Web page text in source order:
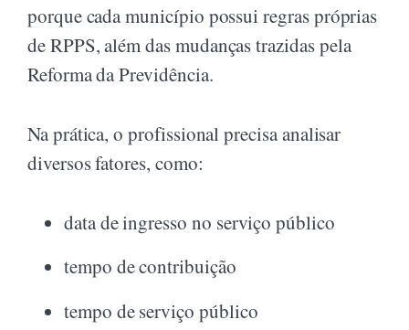
porque cada município possui regras próprias
de RPPS, além das mudanças trazidas pela
Reforma da Previdência.
Na prática, o profissional precisa analisar
diversos fatores, como:
data de ingresso no serviço público
tempo de contribuição
tempo de serviço público